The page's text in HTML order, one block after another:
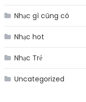
Nhạc gì cũng có
Nhạc hot
Nhạc Trẻ
Uncategorized